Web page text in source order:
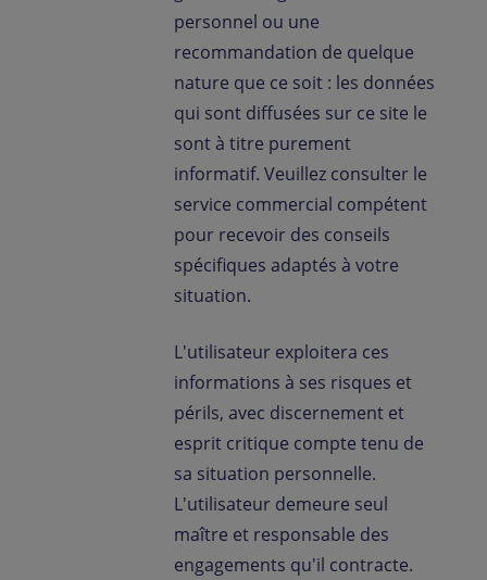
personnel ou une
recommandation de quelque
nature que ce soit : les données
qui sont diffusées sur ce site le
sont à titre purement
informatif. Veuillez consulter le
service commercial compétent
pour recevoir des conseils
spécifiques adaptés à votre
situation.
L'utilisateur exploitera ces
informations à ses risques et
périls, avec discernement et
esprit critique compte tenu de
sa situation personnelle.
L'utilisateur demeure seul
maître et responsable des
engagements qu'il contracte.